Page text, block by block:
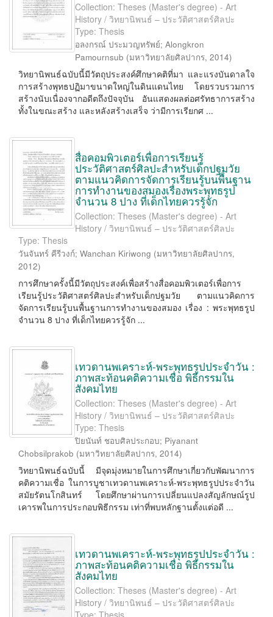
Collection: Theses (Master's degree) - Art
History / วิทยานิพนธ์ – ประวัติศาสตร์ศิลปะ
Type: Thesis
อลงกรณ์ ประมวญทรัพย์; Alongkron
Pamournsub (มหาวิทยาลัยศิลปากร, 2014)
วิทยานิพนธ์ฉบับนี้มีวัตถุประสงค์ศึกษาคติที่มา และแรงบันดาลใจ
การสร้างพุทธปฏิมาขนาดใหญ่ในดินแดนไทย โดยรวบรวมการ
สร้างนับเนื่องจากอดีตถึงปัจจุบัน อันแสดงผลต่อศรัทธาการสร้าง
ทั้งในขณะสร้าง และหลังสร้างเสร็จ ว่ามีการเรียกศ ...
สื่อคอมพิวเตอร์เพื่อการเรียนรู้
ประวัติศาสตร์ศิลปะสำหรับเด็กปฐมวัย
ตามแนวคิดการจัดการเรียนรู้บนพื้นฐาน
การทำงานของสมองเรื่องพระพุทธรูป
จำนวน 8 ปาง ที่เด็กไทยควรรู้จัก
Collection: Theses (Master's degree) - Art
History / วิทยานิพนธ์ – ประวัติศาสตร์ศิลปะ
Type: Thesis
วันจันทร์ คีรีวงก์; Wanchan Kiriwong (มหาวิทยาลัยศิลปากร,
2012)
การศึกษาครั้งนี้มีวัตถุประสงค์เพื่อสร้างสื่อคอมพิวเตอร์เพื่อการ
เรียนรู้ประวัติศาสตร์ศิลปะสำหรับเด็กปฐมวัย ตามแนวคิดการ
จัดการเรียนรู้บนพื้นฐานการทำงานของสมอง เรื่อง : พระพุทธรูป
จำนวน 8 ปาง ที่เด็กไทยควรรู้จัก ...
เทวดานพเคราะห์-พระพุทธรูปประจำวัน :
ภาพสะท้อนคติความเชื่อ พิธีกรรมใน
สังคมไทย
Collection: Theses (Master's degree) - Art
History / วิทยานิพนธ์ – ประวัติศาสตร์ศิลปะ
Type: Thesis
ปิยนันท์ ชอบศิลประกอบ; Piyanant
Chobsilprakob (มหาวิทยาลัยศิลปากร, 2014)
วิทยานิพนธ์ฉบับนี้ มีจุดมุ่งหมายในการศึกษาเกี่ยวกับพัฒนาการ
คติความเชื่อ ในการบูชาเทวดานพเคราะห์-พระพุทธรูปประจำวัน
สมัยรัตนโกสินทร์ โดยศึกษาผ่านการเปลี่ยนแปลงสัญลักษณ์รูป
เคารพในการประกอบพิธีกรรม เท่าที่พบหลักฐานตั้งแต่อดี ...
เทวดานพเคราะห์-พระพุทธรูปประจำวัน :
ภาพสะท้อนคติความเชื่อ พิธีกรรมใน
สังคมไทย
Collection: Theses (Master's degree) - Art
History / วิทยานิพนธ์ – ประวัติศาสตร์ศิลปะ
Type: Thesis